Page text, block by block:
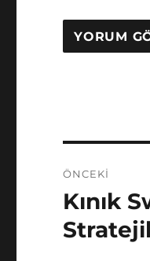
ÖNCEKI
Önceki
yazı:
Kınık